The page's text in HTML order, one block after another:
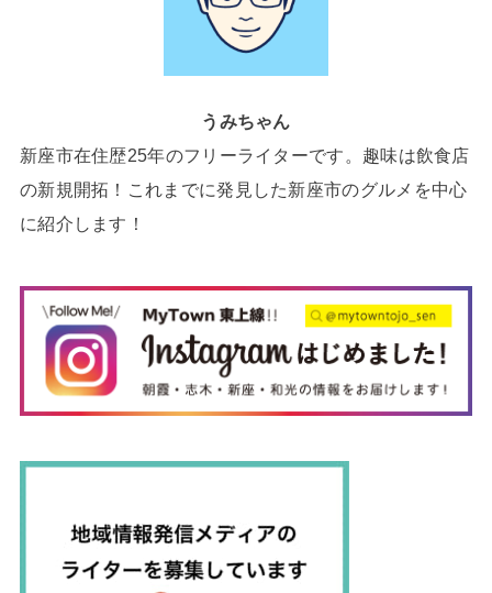
うみちゃん
新座市在住歴25年のフリーライターです。趣味は飲食店
の新規開拓！これまでに発見した新座市のグルメを中心
に紹介します！